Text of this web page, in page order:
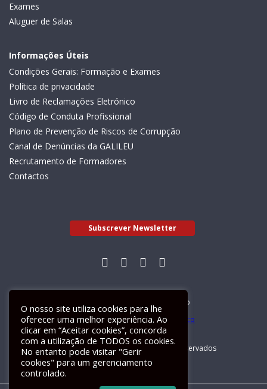
Exames
Aluguer de Salas
Informações Úteis
Condições Gerais: Formação e Exames
Política de privacidade
Livro de Reclamações Eletrónico
Código de Conduta Profissional
Plano de Prevenção de Riscos de Corrupção
Canal de Denúncias da GALILEU
Recrutamento de Formadores
Contactos
Subscrever Newsletter
Livro de Reclamações Electrónico
GALILEU 2026 © Todos os direitos reservados
O nosso site utiliza cookies para lhe
oferecer uma melhor experiência. Ao
clicar em “Aceitar cookies”, concorda
com a utilização de TODOS os cookies.
No entanto pode visitar "Gerir
cookies" para um gerenciamento
controlado.